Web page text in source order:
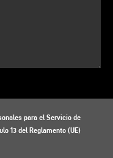
para el Servicio de
13 del Reglamento (UE)